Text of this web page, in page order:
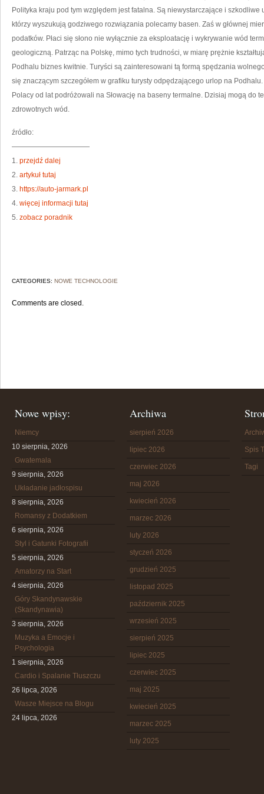
Polityka kraju pod tym względem jest fatalna. Są niewystarczające i
którzy wyszukują godziwego rozwiązania polecamy basen. Zaś w głównej
podatków. Płaci się słono nie wyłącznie za eksploatację i wykrywanie wód
geologiczną. Patrząc na Polskę, mimo tych trudności, w miarę prężnie
Podhalu biznes kwitnie. Turyści są zainteresowani tą formą spędzania
się znaczącym szczegółem w grafiku turysty odpędzającego urlop na
Polacy od lat podróżowali na Słowację na baseny termalne. Dzisiaj mogą do
zdrowotnych wód.
źródło:
———————————
1. przejdź dalej
2. artykuł tutaj
3. https://auto-jarmark.pl
4. więcej informacji tutaj
5. zobacz poradnik
CATEGORIES: NOWE TECHNOLOGIE
Comments are closed.
Nowe wpisy:
Niemcy
10 sierpnia, 2026
Gwatemala
9 sierpnia, 2026
Układanie jadłospisu
8 sierpnia, 2026
Romansy z Dodatkiem
6 sierpnia, 2026
Styl i Gatunki Fotografii
5 sierpnia, 2026
Amatorzy na Start
4 sierpnia, 2026
Góry Skandynawskie
(Skandynawia)
3 sierpnia, 2026
Muzyka a Emocje i
Psychologia
1 sierpnia, 2026
Cardio i Spalanie Tłuszczu
26 lipca, 2026
Wasze Miejsce na Blogu
24 lipca, 2026
Archiwa
sierpień 2026
lipiec 2026
czerwiec 2026
maj 2026
kwiecień 2026
marzec 2026
luty 2026
styczeń 2026
grudzień 2025
listopad 2025
październik 2025
wrzesień 2025
sierpień 2025
lipiec 2025
czerwiec 2025
maj 2025
kwiecień 2025
marzec 2025
luty 2025
Spis
Tagi